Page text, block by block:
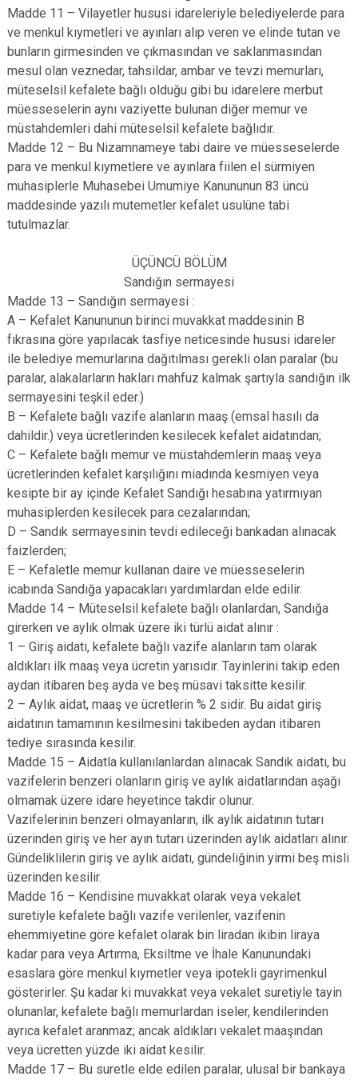
Madde 11 – Vilayetler hususi idareleriyle belediyelerde para
ve menkul kıymetleri ve ayınları alıp veren ve elinde tutan ve
bunların girmesinden ve çıkmasından ve saklanmasından
mesul olan veznedar, tahsildar, ambar ve tevzi memurları,
müteselsil kefalete bağlı olduğu gibi bu idarelere merbut
müesseselerin aynı vaziyette bulunan diğer memur ve
müstahdemleri dahi müteselsil kefalete bağlıdır.
Madde 12 – Bu Nizamnameye tabi daire ve müesseselerde
para ve menkul kıymetlere ve ayınlara fiilen el sürmiyen
muhasiplerle Muhasebei Umumiye Kanununun 83 üncü
maddesinde yazılı mutemetler kefalet usulüne tabi
tutulmazlar.
ÜÇÜNCÜ BÖLÜM
Sandığın sermayesi
Madde 13 – Sandığın sermayesi :
A – Kefalet Kanununun birinci muvakkat maddesinin B
fıkrasına göre yapılacak tasfiye neticesinde hususi idareler
ile belediye memurlarına dağıtılması gerekli olan paralar (bu
paralar, alakalarların hakları mahfuz kalmak şartıyla sandığın ilk
sermayesini teşkil eder.)
B – Kefalete bağlı vazife alanların maaş (emsal hasılı da
dahildir.) veya ücretlerinden kesilecek kefalet aidatından;
C – Kefalete bağlı memur ve müstahdemlerin maaş veya
ücretlerinden kefalet karşılığını miadında kesmiyen veya
kesipte bir ay içinde Kefalet Sandığı hesabına yatırmıyan
muhasiplerden kesilecek para cezalarından;
D – Sandık sermayesinin tevdi edileceği bankadan alınacak
faizlerden;
E – Kefaletle memur kullanan daire ve müesseselerin
icabında Sandığa yapacakları yardımlardan elde edilir.
Madde 14 – Müteselsil kefalete bağlı olanlardan, Sandığa
girerken ve aylık olmak üzere iki türlü aidat alınır :
1 – Giriş aidatı, kefalete bağlı vazife alanların tam olarak
aldıkları ilk maaş veya ücretin yarısıdır. Tayinlerini takip eden
aydan itibaren beş ayda ve beş müsavi taksitte kesilir.
2 – Aylık aidat, maaş ve ücretlerin % 2 sidir. Bu aidat giriş
aidatının tamamının kesilmesini takibeden aydan itibaren
tediye sırasında kesilir.
Madde 15 – Aidatla kullanılanlardan alınacak Sandık aidatı, bu
vazifelerin benzeri olanların giriş ve aylık aidatlarından aşağı
olmamak üzere idare heyetince takdir olunur.
Vazifelerinin benzeri olmayanların, ilk aylık aidatının tutarı
üzerinden giriş ve her ayın tutarı üzerinden aylık aidatları alınır.
Gündeliklilerin giriş ve aylık aidatı, gündeliğinin yirmi beş misli
üzerinden kesilir.
Madde 16 – Kendisine muvakkat olarak veya vekalet
suretiyle kefalete bağlı vazife verilenler, vazifenin
ehemmiyetine göre kefalet olarak bin liradan ikibin liraya
kadar para veya Artırma, Eksiltme ve İhale Kanunundaki
esaslara göre menkul kıymetler veya ipotekli gayrimenkul
gösterirler. Şu kadar ki muvakkat veya vekalet suretiyle tayin
olunanlar, kefalete bağlı memurlardan iseler, kendilerinden
ayrıca kefalet aranmaz; ancak aldıkları vekalet maaşından
veya ücretten yüzde iki aidat kesilir.
Madde 17 – Bu suretle elde edilen paralar, ulusal bir bankaya